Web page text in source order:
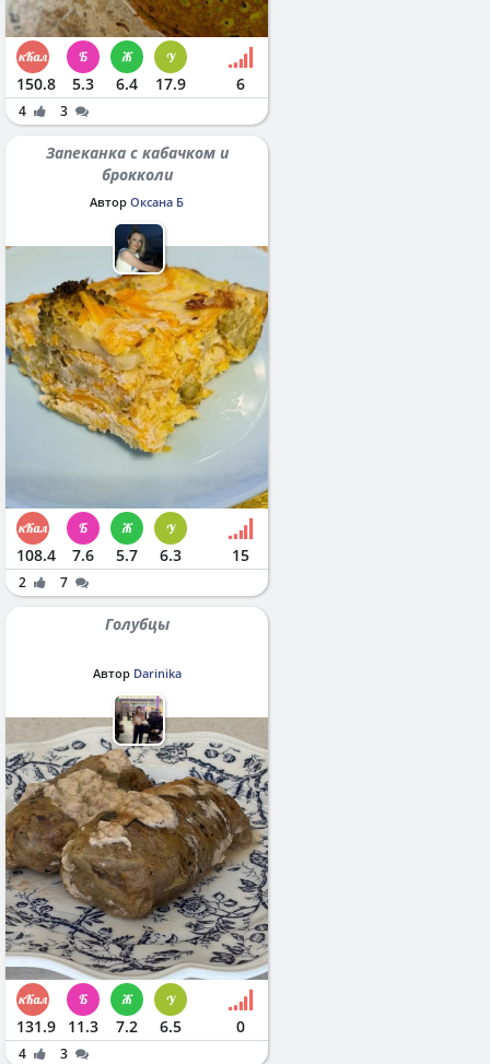
150.8 5.3 6.4 17.9 6
4 3
Запеканка с кабачком и
брокколи
Автор Оксана Б
108.4 7.6 5.7 6.3 15
2 7
Голубцы
Автор Darinika
131.9 11.3 7.2 6.5 0
4
3